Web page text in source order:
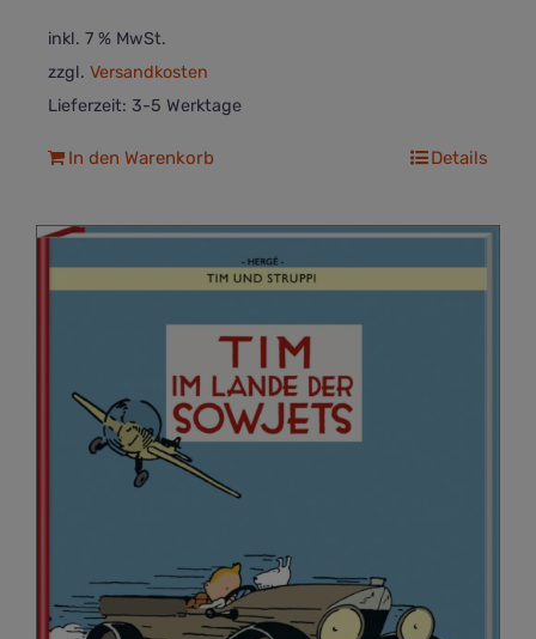
inkl. 7 % MwSt.
zzgl. Versandkosten
Lieferzeit: 3-5 Werktage
In den Warenkorb Details